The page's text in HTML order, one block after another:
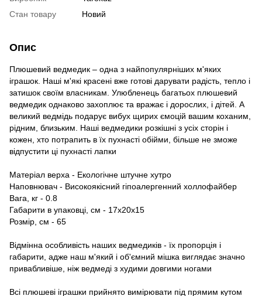
Стан товару
Новий
Опис
Плюшевий ведмедик – одна з найпопулярніших м'яких
іграшок. Наші м'які красені вже готові дарувати радість, тепло і
затишок своїм власникам. Улюбленець багатьох плюшевий
ведмедик однаково захоплює та вражає і дорослих, і дітей. А
великий ведмідь подарує вибух щирих ємоцій вашим коханим,
рідним, близьким. Наші ведмедики розкішні з усіх сторін і
кожен, хто потрапить в їх пухнасті обійми, більше не зможе
відпустити ці пухнасті лапки
Матеріал верха - Екологічне штучне хутро
Наповнювач - Високоякісний гіпоалергенний холлофайбер
Вага, кг - 0.8
Габарити в упаковці, см - 17х20х15
Розмір, см - 65
Відмінна особливість наших ведмедиків - їх пропорція і
габарити, адже наш м'який і об'ємний мішка виглядає значно
привабливіше, ніж ведмеді з худими довгими ногами
Всі плюшеві іграшки прийнято вимірювати під прямим кутом